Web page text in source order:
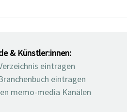
& Künstler:innen:
eintragen
eintragen
memo-media Kanälen